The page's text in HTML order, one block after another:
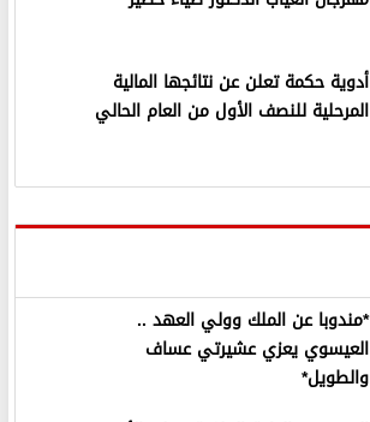
أدوية حكمة تعلن عن نتائجها المالية
المرحلية للنصف الأول من العام الحالي
*مندوبا عن الملك وولي العهد ..
العيسوي يعزي عشيرتي عساف
والطويل*